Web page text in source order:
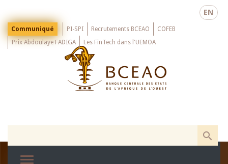
main
EN
Menu
Top
Communiqué PI-SPI Recrutements BCEAO
COFEB
Prix Abdoulaye FADIGA
Les FinTech dans l'UEMOA